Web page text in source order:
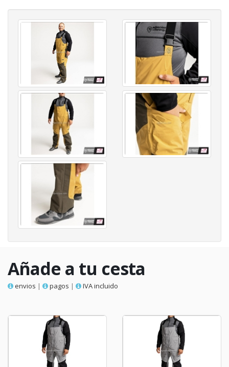
Añade a tu cesta
envios | pagos | IVA incluido